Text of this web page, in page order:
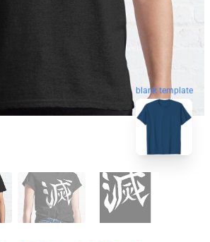
blank template